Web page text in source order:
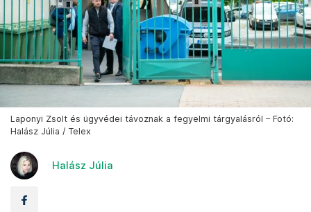
Laponyi Zsolt és ügyvédei távoznak a fegyelmi tárgyalásról – Fotó:
Halász Júlia / Telex
Halász Júlia